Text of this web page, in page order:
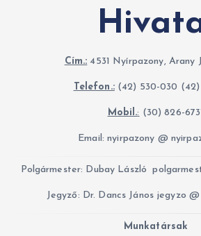
Cím.: 4531 Nyírpazony, Arany
Telefon.:(42) 530-030 (42)
Mobil.: (30) 826-
Email: nyirpazony @
Polgármester: Dubay László
Jegyző: Dr. Dancs János jegyzo
Munkatársak